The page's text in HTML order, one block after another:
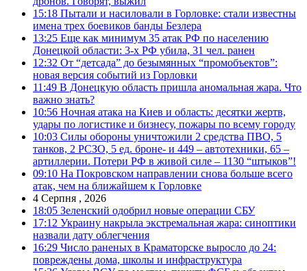
15:18 Пытали и насиловали в Горловке: стали известны
имена трех боевиков банды Безлера
13:25 Еще как минимум 35 атак РФ по населению
Донецкой области: 3-х РФ убила, 31 чел. ранен
12:32 От “детсада” до безымянных “промобъектов”:
новая версия событий из Горловки
11:49 В Донецкую область пришла аномальная жара. Что
важно знать?
10:56 Ночная атака на Киев и область: десятки жертв,
удары по логистике и бизнесу, пожары по всему городу
10:03 Силы обороны уничтожили 2 средства ПВО, 5
танков, 2 РСЗО, 5 ед. броне- и 449 – автотехники, 65 –
артиллерии. Потери РФ в живой силе – 1130 “штыков”!
09:10 На Покровском направлении снова больше всего
атак, чем на ближайшем к Горловке
4 Серпня , 2026
18:05 Зеленский одобрил новые операции СБУ
17:12 Украину накрыла экстремальная жара: синоптики
назвали дату облегчения
16:29 Число раненых в Краматорске выросло до 24:
повреждены дома, школы и инфраструктура